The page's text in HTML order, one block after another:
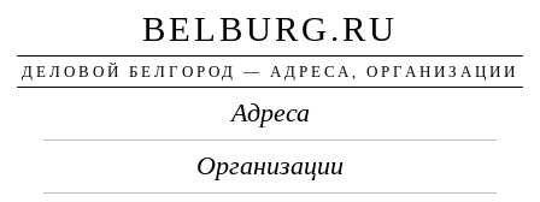
BELBURG.RU
ДЕЛОВОЙ БЕЛГОРОД — АДРЕСА, ОРГАНИЗАЦИИ
Адреса
Организации